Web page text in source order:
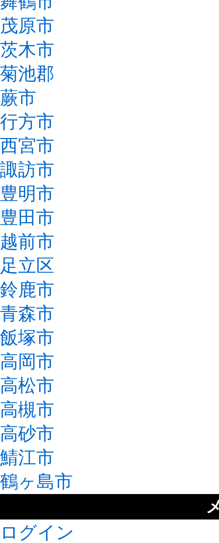
茂原市
茨木市
菊池郡
蕨市
行方市
西宮市
諏訪市
豊明市
豊田市
越前市
足立区
鈴鹿市
青森市
飯塚市
高岡市
高松市
高槻市
高砂市
鯖江市
鶴ヶ島市
ログイン